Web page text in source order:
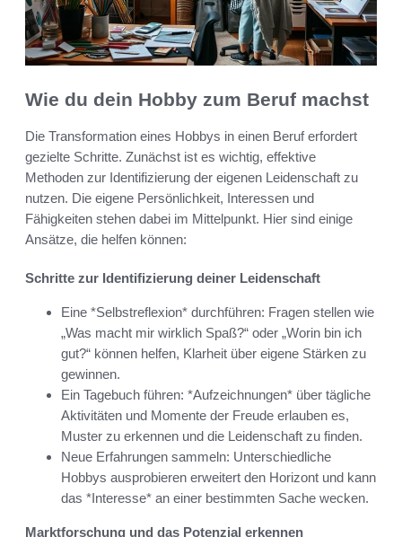
Wie du dein Hobby zum Beruf machst
Die Transformation eines Hobbys in einen Beruf erfordert
gezielte Schritte. Zunächst ist es wichtig, effektive
Methoden zur Identifizierung der eigenen Leidenschaft zu
nutzen. Die eigene Persönlichkeit, Interessen und
Fähigkeiten stehen dabei im Mittelpunkt. Hier sind einige
Ansätze, die helfen können:
Schritte zur Identifizierung deiner Leidenschaft
Eine *Selbstreflexion* durchführen: Fragen stellen wie
„Was macht mir wirklich Spaß?“ oder „Worin bin ich
gut?“ können helfen, Klarheit über eigene Stärken zu
gewinnen.
Ein Tagebuch führen: *Aufzeichnungen* über tägliche
Aktivitäten und Momente der Freude erlauben es,
Muster zu erkennen und die Leidenschaft zu finden.
Neue Erfahrungen sammeln: Unterschiedliche
Hobbys ausprobieren erweitert den Horizont und kann
das *Interesse* an einer bestimmten Sache wecken.
Marktforschung und das Potenzial erkennen